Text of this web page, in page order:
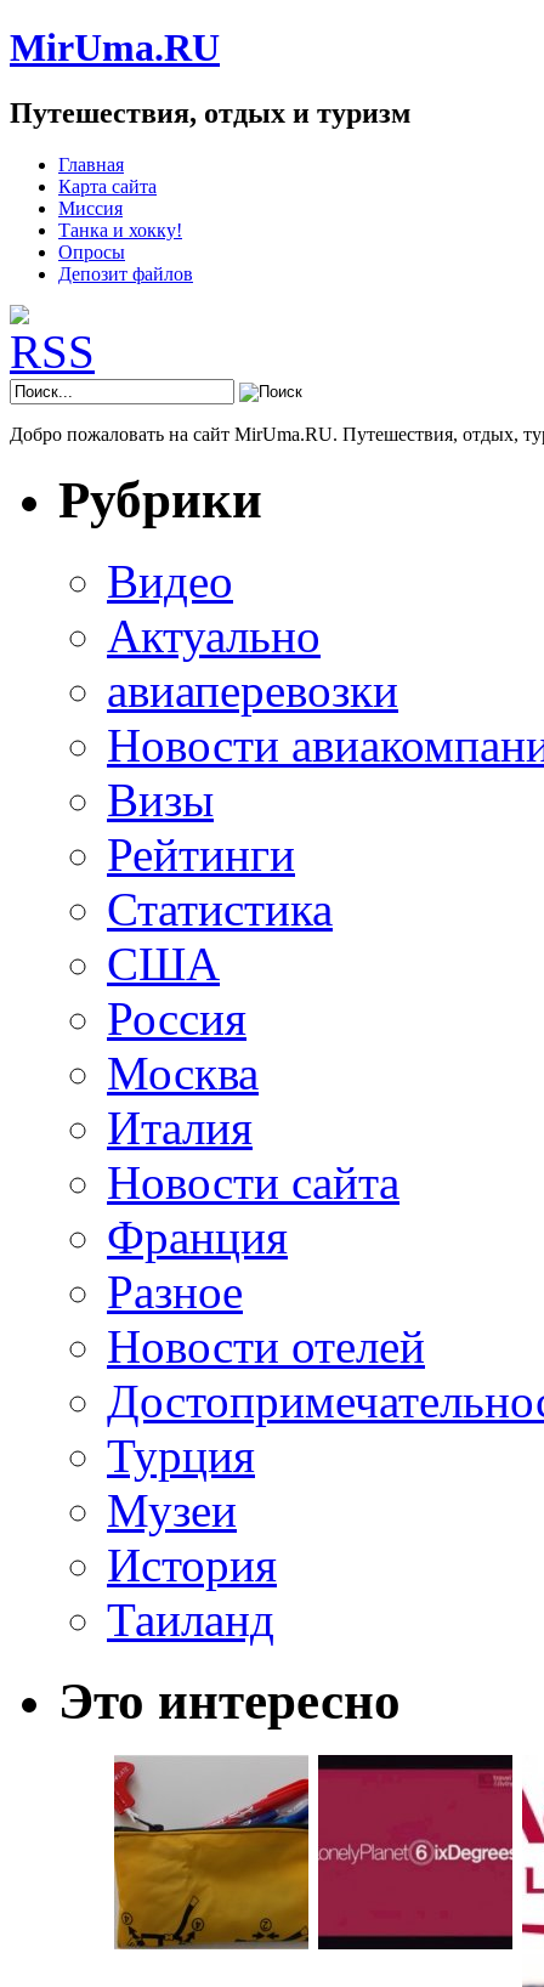
MirUma.RU
Путешествия, отдых и туризм
Главная
Карта сайта
Миссия
Танка и хокку!
Опросы
Депозит файлов
Добро пожаловать на сайт MirUma.RU. Путешествия, отдых,
Рубрики
Видео
Актуально
авиаперевозки
Новости
Визы
Рейтинги
Статистика
США
Россия
Москва
Италия
Новости сайта
Франция
Разное
Новости отелей
Турция
Музеи
История
Таиланд
Это интересно